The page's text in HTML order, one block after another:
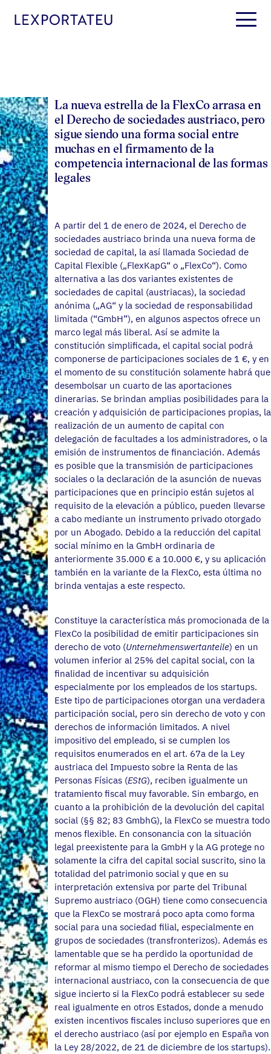
o
n
t
e
n
t
La nueva estrella de la FlexCo arrasa en
el Derecho de sociedades austriaco, pero
sigue siendo una forma social entre
muchas en el firmamento de la
competencia internacional de las formas
legales
A partir del 1 de enero de 2024, el Derecho de
sociedades austriaco brinda una nueva forma de
sociedad de capital, la así llamada Sociedad de
Capital Flexible („FlexKapG“ o „FlexCo“). Como
alternativa a las dos variantes existentes de
sociedades de capital (austriacas), la sociedad
anónima („AG“ y la sociedad de responsabilidad
limitada (“GmbH”), en algunos aspectos ofrece un
marco legal más liberal. Así se admite la
constitución simplificada, el capital social podrá
componerse de participaciones sociales de 1 €, y en
el momento de su constitución solamente habrá que
desembolsar un cuarto de las aportaciones
dinerarias. Se brindan amplias posibilidades para la
creación y adquisición de participaciones propias, la
realización de un aumento de capital con
delegación de facultades a los administradores, o la
emisión de instrumentos de financiación. Además
es posible que la transmisión de participaciones
sociales o la declaración de la asunción de nuevas
participaciones que en principio están sujetos al
requisito de la elevación a público, pueden llevarse
a cabo mediante un instrumento privado otorgado
por un Abogado. Debido a la reducción del capital
social mínimo en la GmbH ordinaria de
anteriormente 35.000 € a 10.000 €, y su aplicación
también en la variante de la FlexCo, esta última no
brinda ventajas a este respecto.
Constituye la característica más promocionada de la
FlexCo la posibilidad de emitir participaciones sin
derecho de voto (Unternehmenswertanteile) en un
volumen inferior al 25% del capital social, con la
finalidad de incentivar su adquisición
especialmente por los empleados de los startups.
Este tipo de participaciones otorgan una verdadera
participación social, pero sin derecho de voto y con
derechos de información limitados. A nivel
impositivo del empleado, si se cumplen los
requisitos enumerados en el art. 67a de la Ley
austriaca del Impuesto sobre la Renta de las
Personas Físicas (EStG), reciben igualmente un
tratamiento fiscal muy favorable. Sin embargo, en
cuanto a la prohibición de la devolución del capital
social (§§ 82; 83 GmbhG), la FlexCo se muestra todo
menos flexible. En consonancia con la situación
legal preexistente para la GmbH y la AG protege no
solamente la cifra del capital social suscrito, sino la
totalidad del patrimonio social y que en su
interpretación extensiva por parte del Tribunal
Supremo austriaco (OGH) tiene como consecuencia
que la FlexCo se mostrará poco apta como forma
social para una sociedad filial, especialmente en
grupos de sociedades (transfronterizos). Además es
lamentable que se ha perdido la oportunidad de
reformar al mismo tiempo el Derecho de sociedades
internacional austriaco, con la consecuencia de que
sigue incierto si la FlexCo podrá establecer su sede
real igualmente en otros Estados, donde a menudo
existen incentivos fiscales incluso superiores que en
el derecho austriaco (así por ejemplo en España von
la Ley 28/2022, de 21 de diciembre de los startups).